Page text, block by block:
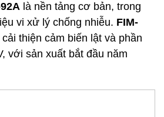
là nền tảng cơ bản, trong
vi xử lý chống nhiễu. FIM-
cải thiện cảm biến lật và phần
với sản xuất bắt đầu năm